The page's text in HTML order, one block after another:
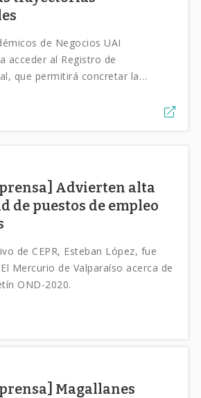
de Negocios UAI
acceder al Registro de
que permitirá concretar la
prensa] Advierten alta
de puestos de empleo
de CEPR, Esteban López, fue
Mercurio de Valparaíso acerca de
OND-2020.
prensa] Magallanes